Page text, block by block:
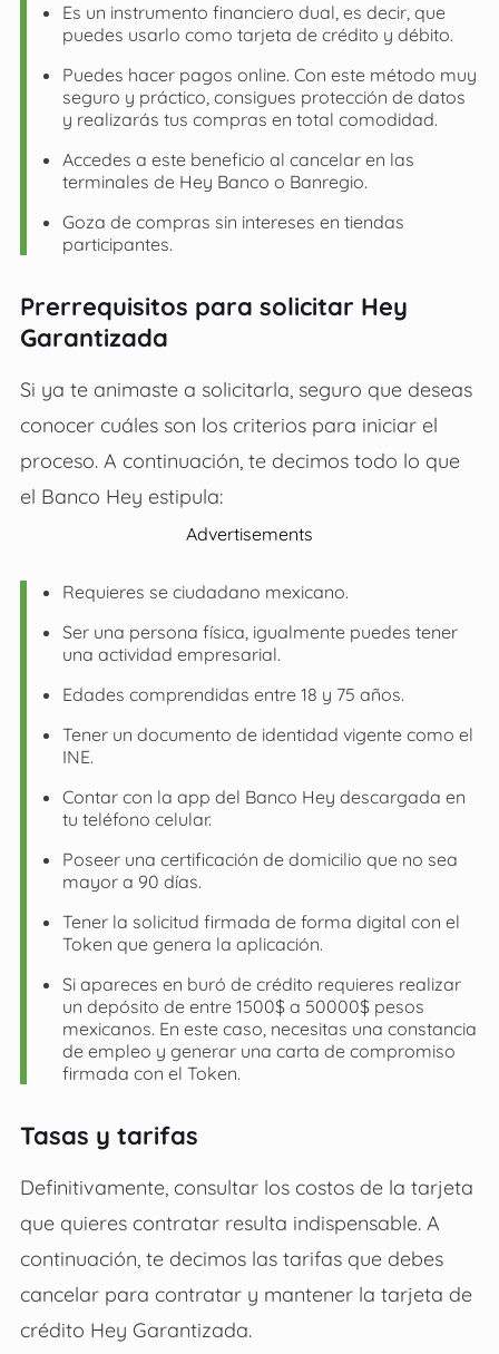
Es un instrumento financiero dual, es decir, que
puedes usarlo como tarjeta de crédito y débito.
Puedes hacer pagos online. Con este método muy
seguro y práctico, consigues protección de datos
y realizarás tus compras en total comodidad.
Accedes a este beneficio al cancelar en las
terminales de Hey Banco o Banregio.
Goza de compras sin intereses en tiendas
participantes.
Prerrequisitos para solicitar Hey
Garantizada
Si ya te animaste a solicitarla, seguro que deseas
conocer cuáles son los criterios para iniciar el
proceso. A continuación, te decimos todo lo que
el Banco Hey estipula:
Advertisements
Requieres se ciudadano mexicano.
Ser una persona física, igualmente puedes tener
una actividad empresarial.
Edades comprendidas entre 18 y 75 años.
Tener un documento de identidad vigente como el
INE.
Contar con la app del Banco Hey descargada en
tu teléfono celular.
Poseer una certificación de domicilio que no sea
mayor a 90 días.
Tener la solicitud firmada de forma digital con el
Token que genera la aplicación.
Si apareces en buró de crédito requieres realizar
un depósito de entre 1500$ a 50000$ pesos
mexicanos. En este caso, necesitas una constancia
de empleo y generar una carta de compromiso
firmada con el Token.
Tasas y tarifas
Definitivamente, consultar los costos de la tarjeta
que quieres contratar resulta indispensable. A
continuación, te decimos las tarifas que debes
cancelar para contratar y mantener la tarjeta de
crédito Hey Garantizada.